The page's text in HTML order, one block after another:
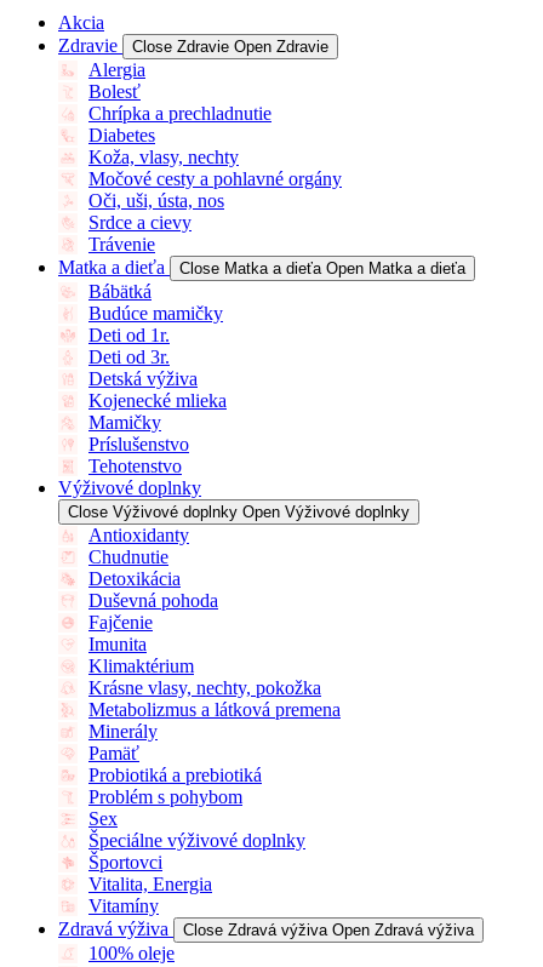
Akcia
Zdravie
Close Zdravie Open Zdravie
Alergia
Bolesť
Chrípka a prechladnutie
Diabetes
Koža, vlasy, nechty
Močové cesty a pohlavné orgány
Oči, uši, ústa, nos
Srdce a cievy
Trávenie
Matka a dieťa
Close Matka a dieťa Open Matka a dieťa
Bábätká
Budúce mamičky
Deti od 1r.
Deti od 3r.
Detská výživa
Kojenecké mlieka
Mamičky
Príslušenstvo
Tehotenstvo
Výživové doplnky
Close Výživové doplnky Open Výživové doplnky
Antioxidanty
Chudnutie
Detoxikácia
Duševná pohoda
Fajčenie
Imunita
Klimaktérium
Krásne vlasy, nechty, pokožka
Metabolizmus a látková premena
Minerály
Pamäť
Probiotiká a prebiotiká
Problém s pohybom
Sex
Špeciálne výživové doplnky
Športovci
Vitalita, Energia
Vitamíny
Zdravá výživa
Close Zdravá výživa Open Zdravá výživa
100% oleje